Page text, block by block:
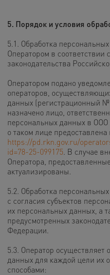
5. Порядок и условия
5.1. Обработка
Оператором в соответствии
законодательства
Оператором подано
операторов,
данных (регистрационный
назначено лицо,
персональных данных в
о таком лице
https://pd.rkn.gov.ru/
id=78-25-099175 . В случае
Оператора,
актуализированы.
5.2. Обработка
с согласия субъектов
их персональных данных, а
предусмотренных
Федерации.
5.3. Оператор осуществляет
данных для каждой цели их
способами: